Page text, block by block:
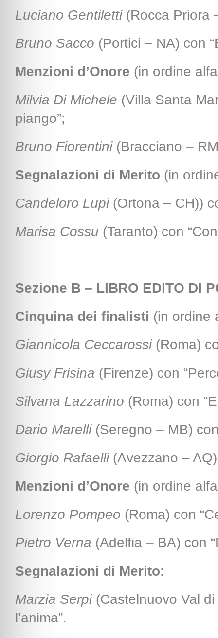
Luciano Gentiletti(Rocca Priora
Bruno Sacco (Portici – NA) con
Menzioni d’Onore (in ordine
Milvia Di Michele (Villa Santa
piango”;
Bruno Fiorentini(Bracciano –
Segnalazioni di Merito (in
Candeloro Lupi(Ortona – CH))
Marisa Cossu (Taranto) con
Sezione B – LIBRO EDITO DI
Cinquina dei finalisti (in ordine
Giannicola Ceccarossi (Roma)
Giusy Frisina (Firenze) con
Silvana Lazzarino (Roma) con
Dario Marelli(Seregno – MB) con
Giorgio Rafaelli (Avezzano –
Menzioni d’Onore (in ordine
Lorenzo Pompeo (Roma) con
Pietro Verna (Adelfia – BA) con
Segnalazioni di Merito:
Marzia Serpi(Castelnuovo Val di
l’anima”.